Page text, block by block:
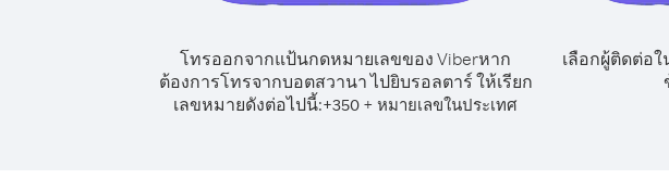
โทรออกจากแป้นกดหมายเลขของ Viberหาก
ต้องการโทรจากบอตสวานา ไปยิบรอลตาร์ ให้เรียก
เลขหมายดังต่อไปนี้:+350 + หมายเลขในประเทศ
เลือกผู้ติดต่อ